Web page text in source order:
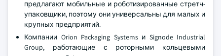
предлагают мобильные и роботизированные стретч-
упаковщики, поэтому они универсальны для малых и
крупных предприятий.
Компании Orion Packaging Systems и Signode Industrial
Group, работающие с роторными кольцевыми